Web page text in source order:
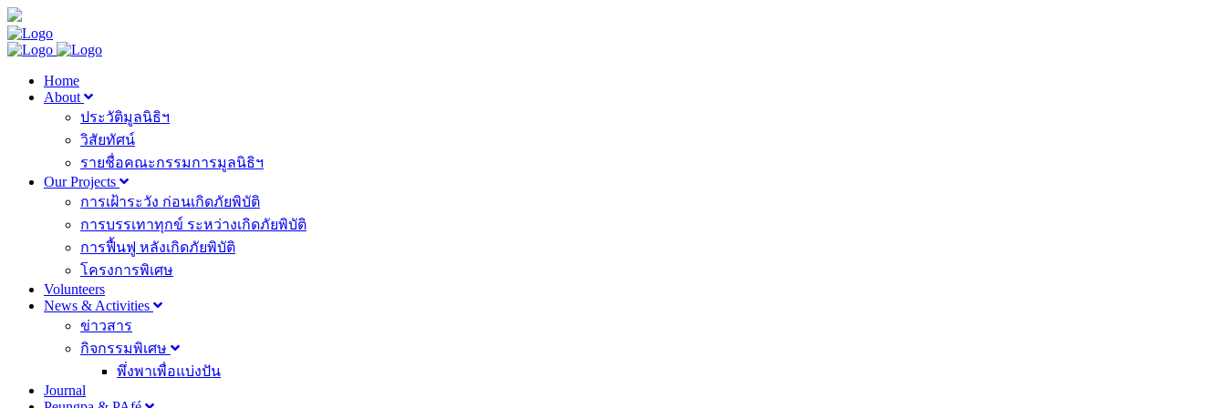
Home
About
ประวัติมูลนิธิฯ
วิสัยทัศน์
รายชื่อคณะกรรมการมูลนิธิฯ
Our Projects
การเฝ้าระวัง ก่อนเกิดภัยพิบัติ
การบรรเทาทุกข์ ระหว่างเกิดภัยพิบัติ
การฟื้นฟู หลังเกิดภัยพิบัติ
โครงการพิเศษ
Volunteers
News & Activities
ข่าวสาร
กิจกรรมพิเศษ
พึ่งพาเพื่อแบ่งปัน
Journal